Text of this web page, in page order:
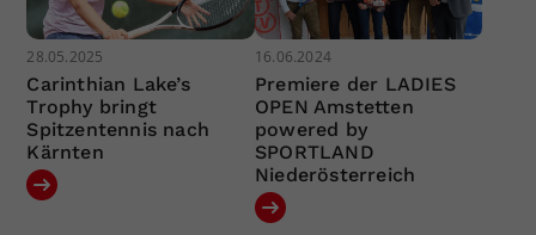
28.05.2025
Carinthian Lake’s
Trophy bringt
Spitzentennis nach
Kärnten
16.06.2024
Premiere der LADIES
OPEN Amstetten
powered by
SPORTLAND
Niederösterreich